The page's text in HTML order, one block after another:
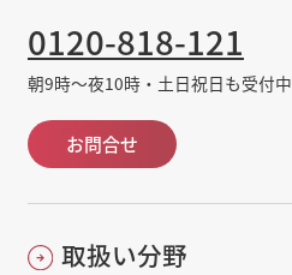
0120-818-121
朝9時～夜10時・土日祝日も受付中
お問合せ
取扱い分野